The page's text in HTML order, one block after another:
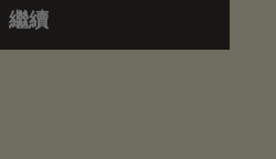
繼續